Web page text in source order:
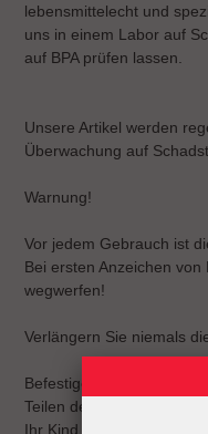
lebensmittelecht und
uns in einem Labor auf
auf BPA prüfen lassen.
Unsere Artikel werden
Überwachung auf
Warnung!
Vor jedem Gebrauch ist
Bei ersten Anzeichen
wegwerfen!
Verlängern Sie niemals
Befestigen Sie sie
Teilen der Kleidung.
Ihr Kind kann sich